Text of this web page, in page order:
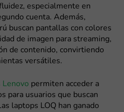
especialmente en
cuenta. Además,
buscan pantallas con colores
de imagen para streaming,
de contenido, convirtiendo
versátiles.
Lenovo permiten acceder a
para usuarios que buscan
laptops LOQ han ganado